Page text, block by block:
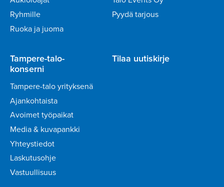
Ryhmille
Ruoka ja juoma
Pyydä tarjous
Tampere-talo-
konserni
Tampere-talo yrityksenä
Ajankohtaista
Avoimet työpaikat
Media & kuvapankki
Yhteystiedot
Laskutusohje
Vastuullisuus
Tilaa uutiskirje